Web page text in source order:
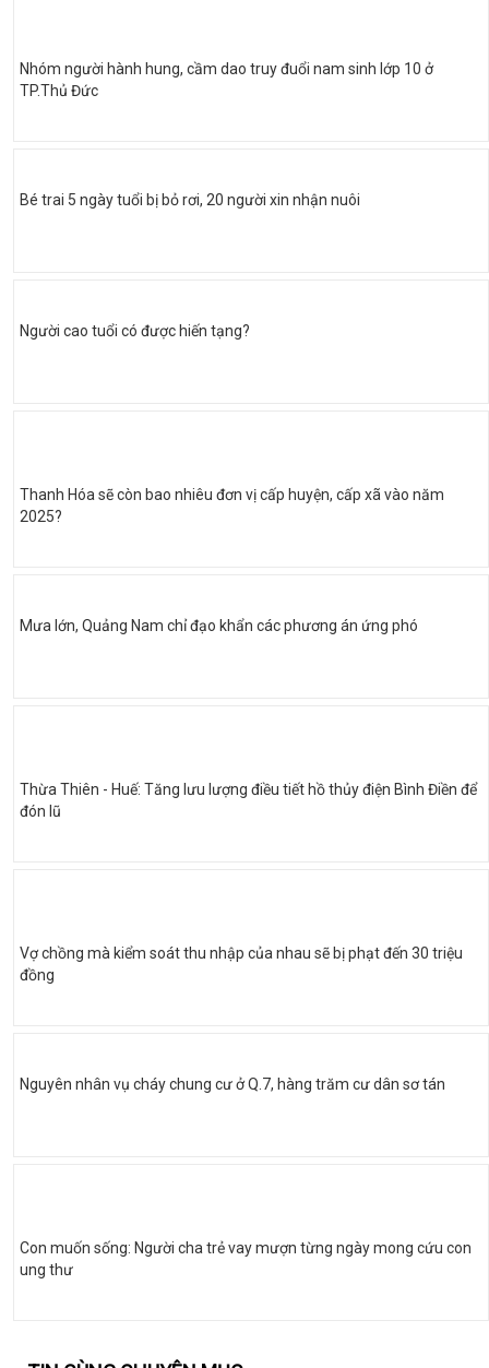
Nhóm người hành hung, cầm dao truy đuổi nam sinh lớp 10 ở
TP.Thủ Đức
Bé trai 5 ngày tuổi bị bỏ rơi, 20 người xin nhận nuôi
Người cao tuổi có được hiến tạng?
Thanh Hóa sẽ còn bao nhiêu đơn vị cấp huyện, cấp xã vào năm
2025?
Mưa lớn, Quảng Nam chỉ đạo khẩn các phương án ứng phó
Thừa Thiên - Huế: Tăng lưu lượng điều tiết hồ thủy điện Bình Điền để
đón lũ
Vợ chồng mà kiểm soát thu nhập của nhau sẽ bị phạt đến 30 triệu
đồng
Nguyên nhân vụ cháy chung cư ở Q.7, hàng trăm cư dân sơ tán
Con muốn sống: Người cha trẻ vay mượn từng ngày mong cứu con
ung thư